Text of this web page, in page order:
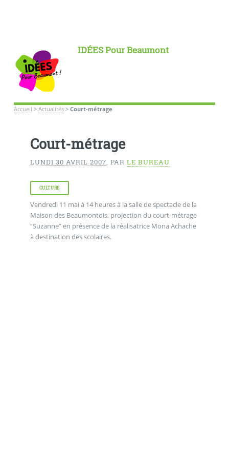
IDÉES Pour Beaumont
Accueil > Actualités> Court-métrage
Court-métrage
LUNDI 30 AVRIL 2007, PAR LE BUREAU
CULTURE
Vendredi 11 mai à 14 heures à la salle de spectacle de la
Maison des Beaumontois, projection du court-métrage
“Suzanne” en présence de la réalisatrice Mona Achache
à destination des scolaires.